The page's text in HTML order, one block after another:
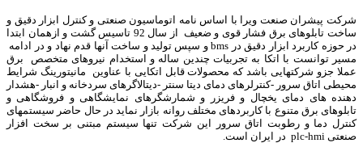
شرکت پیشران صنعت ویرا با اساس نامه اتوماسیون صنعتی و کنترل ابزار دقیق و
ساخت تابلوهای برق فشار قوی و ضعیف از سال 92 تاسیس گشت و ازهمان ابتدا
در حوزه کاربرد ابزار دقیق در bms و سپس تولید و ساخت آنها قدم نهاد و در ادامه
مسیر توانست با اتکا به تجربیات چندین ساله و استخدام نیروهای متخصص برق
عملا جزو شرکتهایی باشد که محصولات قابل اتکایی با عناوین مانیتورینگ شرایط
محیطی اتاق سرور -کنترلرهای دمای دیتا سنتر -دیتالاگرهای سردخانه و انبار -هشدار
دهنده های دمای یخچال و فریزر و شمارشگرهای نمایشگاهی و فروشگاهی و
تابلوهای برق متنوع با کاربردهای مختلف روانه بازار نماید در حال حاضر سیستمهای
کنترل دما و رطوبت اتاق سرور این شرکت تنها سیستم مبتنی بر سخت افزار
صنعتی plc-hmi در ایران است.